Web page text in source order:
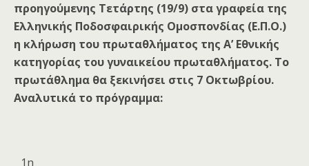
προηγούμενης Τετάρτης (19/9) στα γραφεία της
Ελληνικής Ποδοσφαιρικής Ομοσπονδίας (Ε.Π.Ο.)
η κλήρωση του πρωταθλήματος της Α’ Εθνικής
κατηγορίας του γυναικείου πρωταθλήματος. Το
πρωτάθλημα θα ξεκινήσει στις 7 Οκτωβρίου.
Αναλυτικά το πρόγραμμα:
1η